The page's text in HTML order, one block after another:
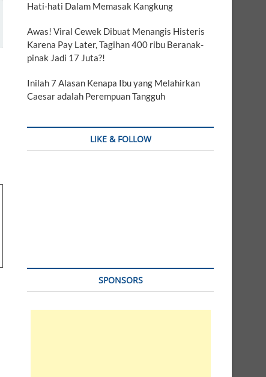
Hati-hati Dalam Memasak Kangkung
Awas! Viral Cewek Dibuat Menangis Histeris
Karena Pay Later, Tagihan 400 ribu Beranak-
pinak Jadi 17 Juta?!
Inilah 7 Alasan Kenapa Ibu yang Melahirkan
Caesar adalah Perempuan Tangguh
LIKE & FOLLOW
SPONSORS